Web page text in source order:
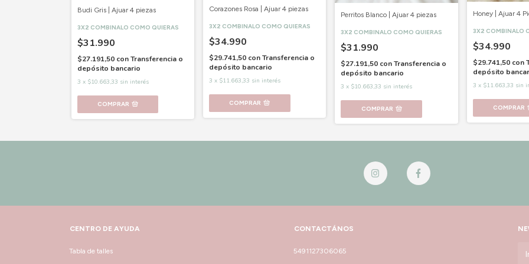
Budi Gris | Ajuar 4 piezas
3X2 COMBINALO COMO QUIERAS
$31.990
$27.191,50 conTransferencia o
depósito bancario
3 x $10.663,33 sin interés
COMPRAR
Corazones Rosa | Ajuar 4 piezas
3X2 COMBINALO COMO QUIERAS
$34.990
$29.741,50 conTransferencia o
depósito bancario
3 x $11.663,33 sin interés
COMPRAR
Perritos Blanco | Ajuar 4 piezas
3X2 COMBINALO COMO QUIERAS
$31.990
$27.191,50 con Transferencia o
depósito bancario
3 x $10.663,33 sin interés
COMPRAR
Honey | Ajuar 4
3X2 COMBINALO
$34.990
$29.741,50 con
depósito
3 x $11.663,33 sin
COMPRAR
CENTRO DE AYUDA
Tabla de talles
CONTACTÁNOS
5491127306065